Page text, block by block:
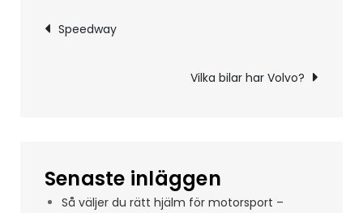
Inläggsnavigering
Speedway
Vilka bilar har Volvo?
Senaste inläggen
Så väljer du rätt hjälm för motorsport –